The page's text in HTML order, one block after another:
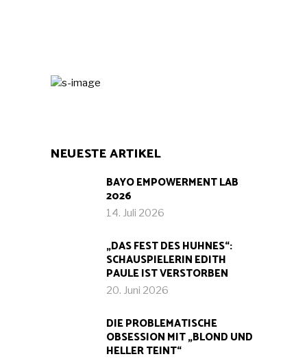
NEUESTE ARTIKEL
BAYO EMPOWERMENT LAB
2026
14. Juli 2026
„DAS FEST DES HUHNES“:
SCHAUSPIELERIN EDITH
PAULE IST VERSTORBEN
20. Juni 2026
DIE PROBLEMATISCHE
OBSESSION MIT „BLOND UND
HELLER TEINT“